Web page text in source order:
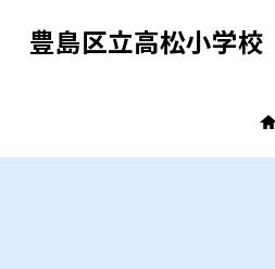
豊島区立高松小学校